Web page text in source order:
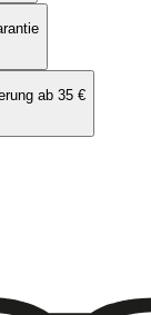
ab 35 €